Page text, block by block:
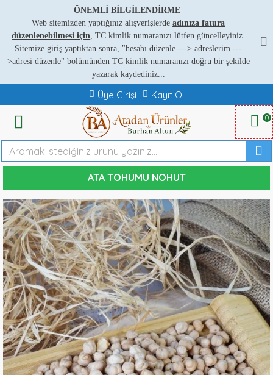
ÖNEMLİ BİLGİLENDİRME
Web sitemizden yaptığınız alışverişlerde adınıza fatura
düzenlenebilmesi için, TC kimlik numaranızı lütfen güncelleyiniz.
Sitemize giriş yaptıktan sonra, "hesabı düzenle ---> adreslerim ---
>adresi düzenle" bölümünden TC kimlik numaranızı doğru bir şekilde
yazarak kaydediniz...
Üye Girişi Kayıt Ol
0
ATA TOHUMU NOHUT